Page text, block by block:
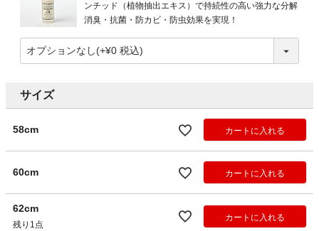
ンチッド（植物抽出エキス）で持続性の高い強力な分解
消臭・抗菌・防カビ・防虫効果を実現！
サイズ
58cm カートに入れる
60cm カートに入れる
62cm
残り1点
カートに入れる